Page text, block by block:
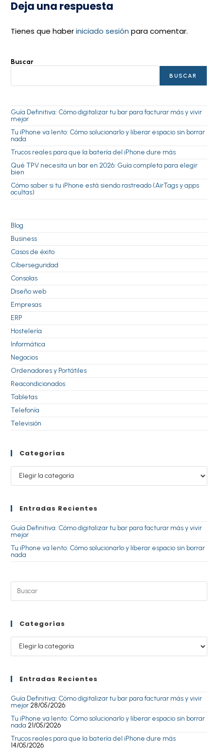
Deja una respuesta
Tienes que haberiniciado sesión para comentar.
Buscar
BUSCAR
Guía Definitiva: Cómo digitalizar tu bar para facturar más y vivir
mejor
Tu iPhone va lento: Cómo solucionarlo y liberar espacio sin borrar
nada
Trucos reales para que la batería del iPhone dure más
Qué TPV necesita un bar en 2026: Guía completa para elegir
bien
Cómo saber si tu iPhone está siendo rastreado (AirTags y apps
ocultas)
Blog
Business
Casos de éxito
Ciberseguridad
Consolas
Diseño web
Empresas
ERP
Hostelería
Informática
Negocios
Ordenadores y Portátiles
Reacondicionados
Tabletas
Telefonía
Televisión
Categorías
Entradas Recientes
Guía Definitiva: Cómo digitalizar tu bar para facturar más y vivir
mejor
Tu iPhone va lento: Cómo solucionarlo y liberar espacio sin borrar
nada
Categorías
Entradas Recientes
Guía Definitiva: Cómo digitalizar tu bar para facturar más y vivir
mejor 28/05/2026
Tu iPhone va lento: Cómo solucionarlo y liberar espacio sin borrar
nada 21/05/2026
Trucos reales para que la batería del iPhone dure más
14/05/2026